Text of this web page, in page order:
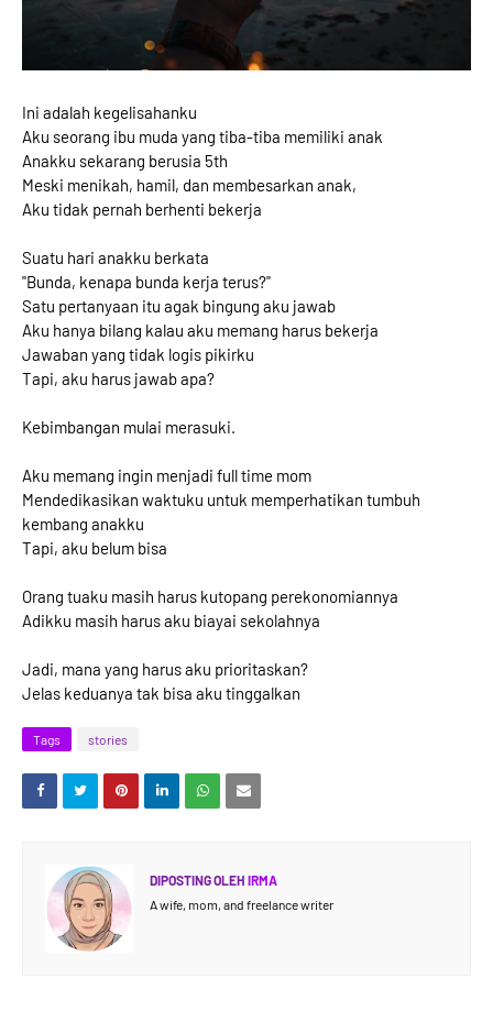
Ini adalah kegelisahanku
Aku seorang ibu muda yang tiba-tiba memiliki anak
Anakku sekarang berusia 5th
Meski menikah, hamil, dan membesarkan anak,
Aku tidak pernah berhenti bekerja
Suatu hari anakku berkata
"Bunda, kenapa bunda kerja terus?"
Satu pertanyaan itu agak bingung aku jawab
Aku hanya bilang kalau aku memang harus bekerja
Jawaban yang tidak logis pikirku
Tapi, aku harus jawab apa?
Kebimbangan mulai merasuki.
Aku memang ingin menjadi full time mom
Mendedikasikan waktuku untuk memperhatikan tumbuh
kembang anakku
Tapi, aku belum bisa
Orang tuaku masih harus kutopang perekonomiannya
Adikku masih harus aku biayai sekolahnya
Jadi, mana yang harus aku prioritaskan?
Jelas keduanya tak bisa aku tinggalkan
Tags stories
DIPOSTING OLEH IRMA
A wife, mom, and freelance writer